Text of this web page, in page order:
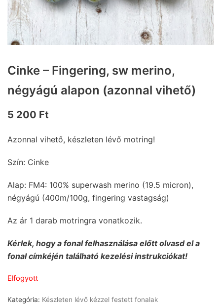
Cinke – Fingering, sw merino,
négyágú alapon (azonnal vihető)
5 200 Ft
Azonnal vihető, készleten lévő motring!
Szín: Cinke
Alap: FM4: 100% superwash merino (19.5 micron),
négyágú (400m/100g, fingering vastagság)
Az ár 1 darab motringra vonatkozik.
Kérlek, hogy a fonal felhasználása előtt olvasd el a
fonal címkéjén található kezelési instrukciókat!
Elfogyott
Kategória: Készleten lévő kézzel festett fonalak